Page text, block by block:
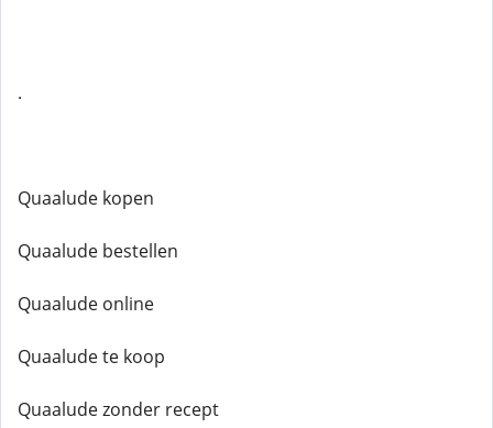
.
Quaalude kopen
Quaalude bestellen
Quaalude online
Quaalude te koop
Quaalude zonder recept